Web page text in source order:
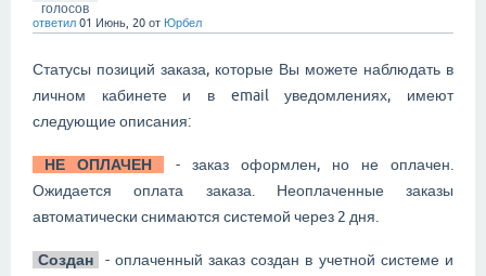
голосов
ответил 01 Июнь, 20 от Юрбел
Статусы позиций заказа, которые Вы можете наблюдать в
личном кабинете и в email уведомлениях, имеют
следующие описания:
НЕ ОПЛАЧЕН
- заказ оформлен, но не оплачен.
Ожидается оплата заказа. Неоплаченные заказы
автоматически снимаются системой через 2 дня.
Создан
- оплаченный заказ создан в учетной системе и